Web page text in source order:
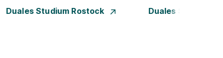
Duales Studium Rostock
Duales Studium